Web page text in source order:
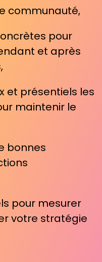
communauté,
pour
et après
et présentiels les
maintenir le
bonnes
pour mesurer
votre stratégie